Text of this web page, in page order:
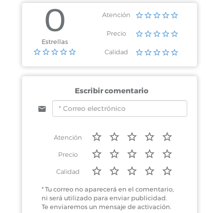
0
Estrellas
Atención
Precio
Calidad
Escribir comentario
Atención
Precio
Calidad
* Tu correo no aparecerá en el comentario,
ni será utilizado para enviar publicidad.
Te enviaremos un mensaje de activación.